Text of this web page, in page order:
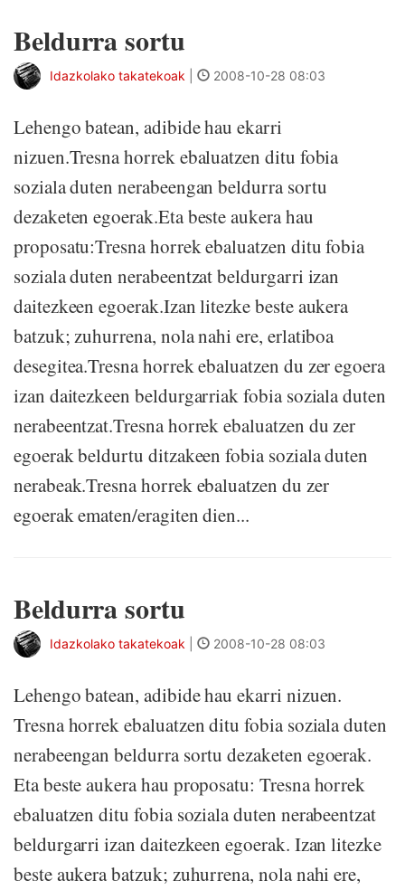
Beldurra sortu
Idazkolako takatekoak 2008-10-28 08:03
Lehengo batean, adibide hau ekarri
nizuen.Tresna horrek ebaluatzen ditu fobia
soziala duten nerabeengan beldurra sortu
dezaketen egoerak.Eta beste aukera hau
proposatu:Tresna horrek ebaluatzen ditu fobia
soziala duten nerabeentzat beldurgarri izan
daitezkeen egoerak.Izan litezke beste aukera
batzuk; zuhurrena, nola nahi ere, erlatiboa
desegitea.Tresna horrek ebaluatzen du zer egoera
izan daitezkeen beldurgarriak fobia soziala duten
nerabeentzat.Tresna horrek ebaluatzen du zer
egoerak beldurtu ditzakeen fobia soziala duten
nerabeak.Tresna horrek ebaluatzen du zer
egoerak ematen/eragiten dien...
Beldurra sortu
Idazkolako takatekoak 2008-10-28 08:03
Lehengo batean, adibide hau ekarri nizuen.
Tresna horrek ebaluatzen ditu fobia soziala duten
nerabeengan beldurra sortu dezaketen egoerak.
Eta beste aukera hau proposatu: Tresna horrek
ebaluatzen ditu fobia soziala duten nerabeentzat
beldurgarri izan daitezkeen egoerak. Izan litezke
beste aukera batzuk; zuhurrena, nola nahi ere,